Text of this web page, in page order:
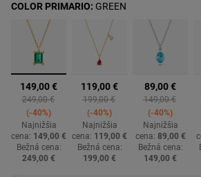
vybrané
149,00 €
Price reduced from
249,00 €to
-40%
Najnižšia
cena: 149,00 €
Bežná cena:
249,00 €
119,00 €
Price reduced from
199,00 €to
-40%
Najnižšia
cena: 119,00 €
Bežná cena:
199,00 €
89,00 €
Price reduced
149,00 €to
-40%
Najnižšia
cena: 89,00 €
Bežná cena:
149,00 €
COLOR PRIMARIO: GREEN